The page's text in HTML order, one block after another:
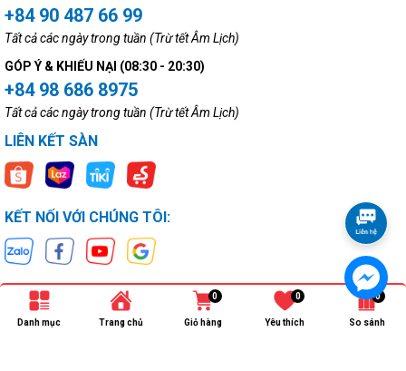
+84 90 487 66 99
Tất cả các ngày trong tuần (Trừ tết Âm Lịch)
GÓP Ý & KHIẾU NẠI (08:30 - 20:30)
+84 98 686 8975
Tất cả các ngày trong tuần (Trừ tết Âm Lịch)
LIÊN KẾT SÀN
KẾT NỐI VỚI CHÚNG TÔI:
Bản quyền thuộc vềNgọc Minh Electronics
Danh mục Trang chủ Giỏ hàng
0
Yêu thích
0
So sánh
0